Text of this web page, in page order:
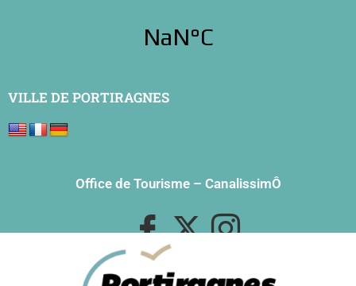
VILLE DE PORTIRAGNES
Office de Tourisme– CanalissimÔ